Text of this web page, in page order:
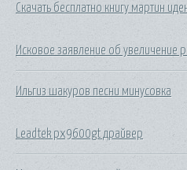
Скачать бесплатно книгу мартин
Исковое заявление об увеличение
Ильгиз шакуров песни минусовка
Leadtek px9600gt драйвер